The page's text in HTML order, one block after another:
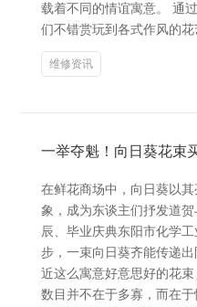
载着不同的情谊寓意。 通
们不错赏玩到各式作风的
维修资讯
一举夺魁！向日葵花束
在鲜花商场中，向日葵以
象，成为东谈主们抒发道
辰、毕业庆典东阳市化学
步，一束向日葵齐能传递
近这么寓意好意思好的花
数目并不在于多寡，而在